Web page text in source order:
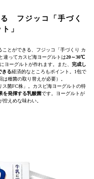
フジッコ「手づく
」
とができる、フジッコ「手づくり カ
違ってカスピ海ヨーグルトは20～30℃
ヨーグルトが作れます。また、 完成し
きる経済的なところもポイント。1包で
種菌の取り替えが必要）。
菌FC株」。カスピ海ヨーグルトの特
を発揮する乳酸菌です。ヨーグルトが
えめな味わい。